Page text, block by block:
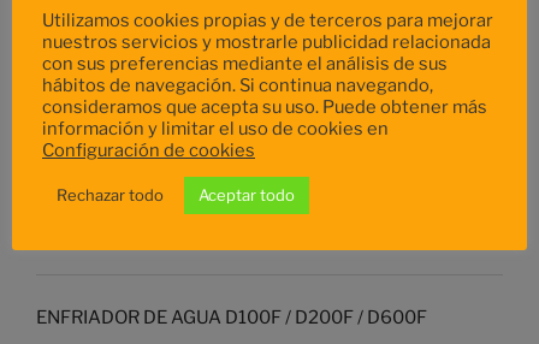
ARMARIOS DE
FERMENTACIÓN
CONTROLADA FCD6040
/ FCD6040V
Leer más
ENFRIADOR DE AGUA D100F / D200F / D600F
Utilizamos cookies propias y de terceros para mejorar
nuestros servicios y mostrarle publicidad relacionada
con sus preferencias mediante el análisis de sus
hábitos de navegación. Si continua navegando,
consideramos que acepta su uso. Puede obtener más
información y limitar el uso de cookies en
Configuración de cookies
Rechazar todo Aceptar todo